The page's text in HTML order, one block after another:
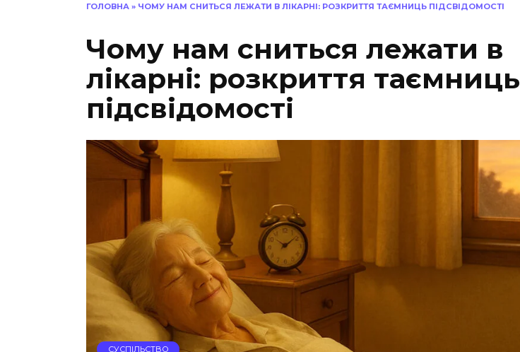
ГОЛОВНА » ЧОМУ НАМ СНИТЬСЯ ЛЕЖАТИ В ЛІКАРНІ: РОЗКРИТТЯ ТАЄМНИЦЬ ПІДСВІДОМОСТІ
Чому нам сниться лежати в
лікарні: розкриття таємниць
підсвідомості
СУСПІЛЬСТВО